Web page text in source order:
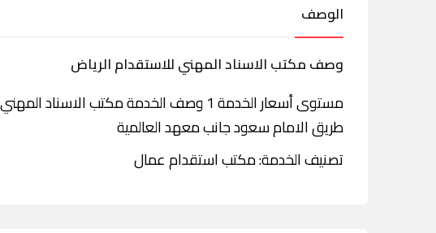
الوصف
وصف مكتب الاسناد المهني للاستقدام الرياض
مستوى أسعار الخدمة 1 وصف الخدمة مكتب
طريق الامام سعود جانب معهد العالمية
تصنيف الخدمة: مكتب استقدام عمال